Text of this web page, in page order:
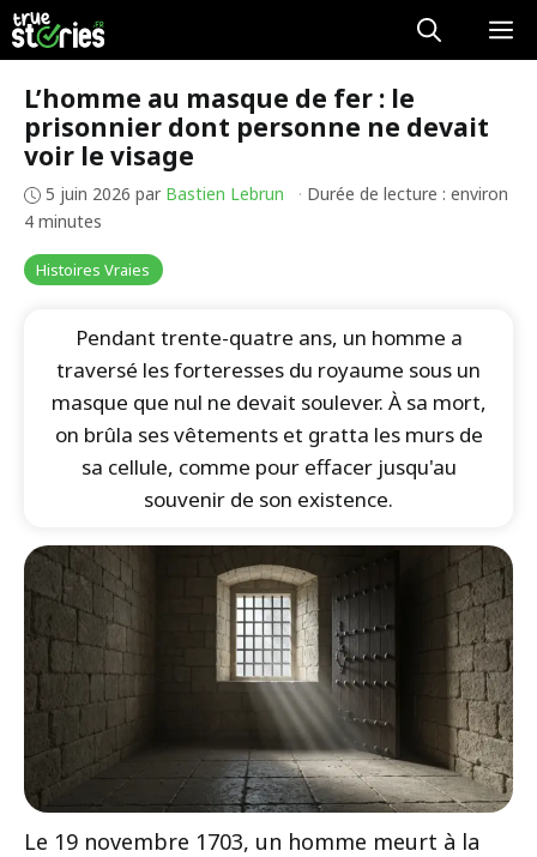
Aller
au
contenu
Histoires Vraies
L’homme au masque de fer : le
prisonnier dont personne ne devait
voir le visage
5 juin 2026 par Bastien Lebrun · Durée de lecture : environ
4 minutes
Pendant trente-quatre ans, un homme a
traversé les forteresses du royaume sous un
masque que nul ne devait soulever. À sa mort,
on brûla ses vêtements et gratta les murs de
sa cellule, comme pour effacer jusqu'au
souvenir de son existence.
Le 19 novembre 1703, un homme meurt à la